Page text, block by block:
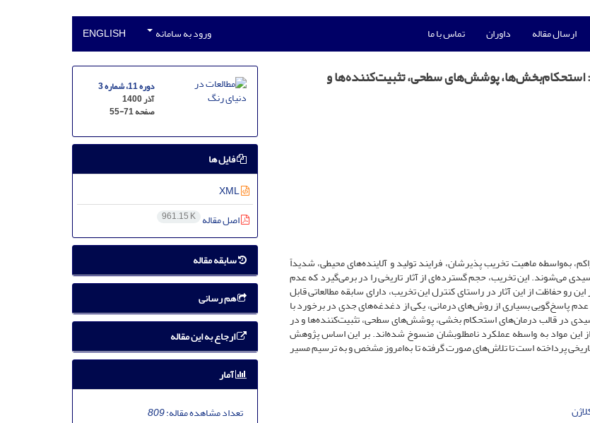
ارسال مقاله داوران تماس با ما ورود به سامانه ENGLISH
پوشش‌های سطحی، تثبیت‌کننده‌ها و
به‌واسطه ماهیت تخریب پذیرشان، فرایند تولید و آلاینده‌های محیطی، شدیداً
می‌شوند. این تخریب، حجم گسترده‌ای از آثار تاریخی را در برمی‌گیرد که عدم
رو حفاظت از این آثار در راستای کنترل این تخریب، دارای سابقه مطالعاتی قابل
پاسخ‌گویی بسیاری از روش‌های درمانی، یکی از دغدغه‌های جدی در برخورد با
در قالب درمان‌های استحکام بخشی، پوشش‌های سطحی، تثبیت‌کننده‌ها و در
این مواد به واسطه عملکرد نامطلوبشان منسوخ شده‌اند. بر این اساس پژوهش
پرداخته است تا تلاش‌های صورت گرفته تا به‌امروز مشخص و به ترسیم مسیر
دوره 11، شماره 3
آذر 1400
صفحه55-71
فایل ها
XML
اصل مقاله 961.15 K
سابقه مقاله
هم رسانی
ارجاع به این مقاله
آمار
تعداد مشاهده مقاله:809